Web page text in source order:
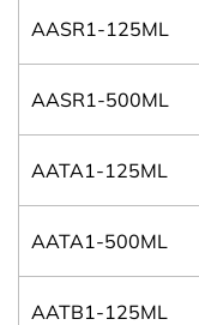
AASR1-125ML
AASR1-500ML
AATA1-125ML
AATA1-500ML
AATB1-125ML